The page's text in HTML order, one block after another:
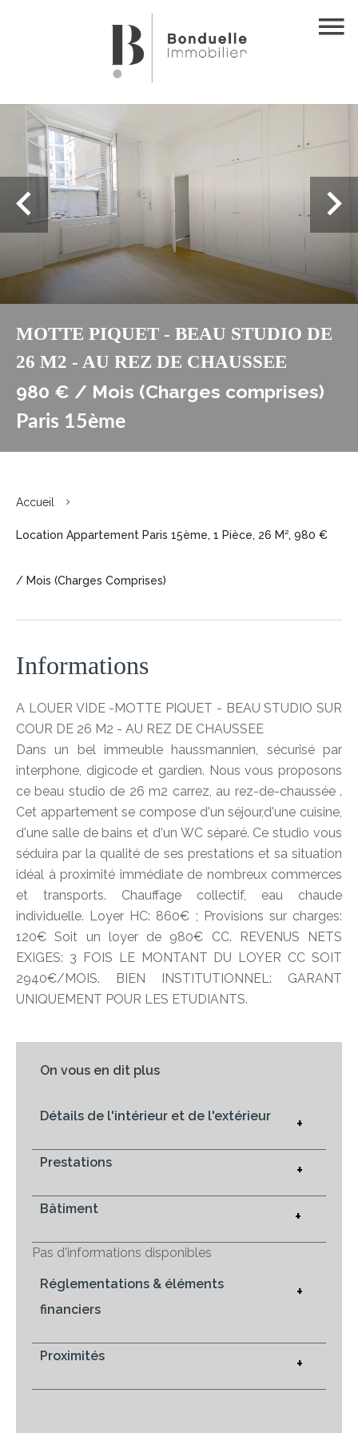
MOTTE PIQUET - BEAU STUDIO DE
26 M2 - AU REZ DE CHAUSSEE
980 € / Mois (Charges comprises)
Paris 15ème
Accueil
Location Appartement Paris 15ème, 1 Pièce, 26 M², 980 €
/ Mois (Charges Comprises)
Informations
A LOUER VIDE -MOTTE PIQUET - BEAU STUDIO SUR
COUR DE 26 M2 - AU REZ DE CHAUSSEE
Dans un bel immeuble haussmannien, sécurisé par
interphone, digicode et gardien. Nous vous proposons
ce beau studio de 26 m2 carrez, au rez-de-chaussée .
Cet appartement se compose d'un séjour,d'une cuisine,
d'une salle de bains et d'un WC séparé. Ce studio vous
séduira par la qualité de ses prestations et sa situation
idéal à proximité immédiate de nombreux commerces
et transports. Chauffage collectif, eau chaude
individuelle. Loyer HC: 860€ ; Provisions sur charges:
120€ Soit un loyer de 980€ CC. REVENUS NETS
EXIGES: 3 FOIS LE MONTANT DU LOYER CC SOIT
2940€/MOIS. BIEN INSTITUTIONNEL: GARANT
UNIQUEMENT POUR LES ETUDIANTS.
On vous en dit plus
Détails de l'intérieur et de l'extérieur +
Prestations +
Bâtiment +
Pas d'informations disponibles
Réglementations & éléments
financiers
+
Proximités +